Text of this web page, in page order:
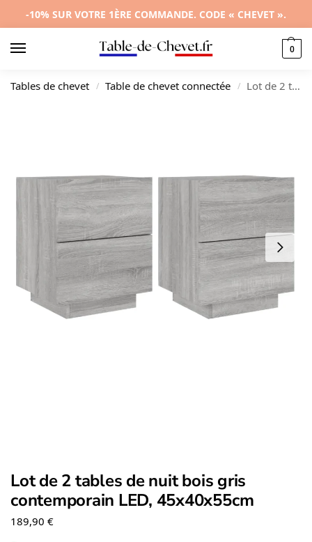
-10% SUR VOTRE 1ÈRE COMMANDE. CODE « CHEVET ».
0
Tables de chevet / Table de chevet connectée / Lot de 2 tables de nuit bois gris contemporain LED, 45x40x55cm
Lot de 2 tables de nuit bois gris
contemporain LED, 45x40x55cm
189,90 €